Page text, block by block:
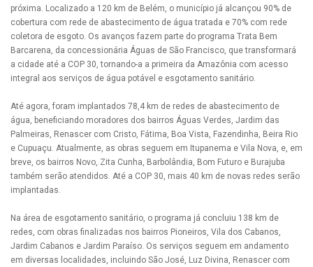
próxima. Localizado a 120 km de Belém, o município já alcançou 90% de
cobertura com rede de abastecimento de água tratada e 70% com rede
coletora de esgoto. Os avanços fazem parte do programa Trata Bem
Barcarena, da concessionária Águas de São Francisco, que transformará
a cidade até a COP 30, tornando-a a primeira da Amazônia com acesso
integral aos serviços de água potável e esgotamento sanitário.
Até agora, foram implantados 78,4 km de redes de abastecimento de
água, beneficiando moradores dos bairros Águas Verdes, Jardim das
Palmeiras, Renascer com Cristo, Fátima, Boa Vista, Fazendinha, Beira Rio
e Cupuaçu. Atualmente, as obras seguem em Itupanema e Vila Nova, e, em
breve, os bairros Novo, Zita Cunha, Barbolândia, Bom Futuro e Burajuba
também serão atendidos. Até a COP 30, mais 40 km de novas redes serão
implantadas.
Na área de esgotamento sanitário, o programa já concluiu 138 km de
redes, com obras finalizadas nos bairros Pioneiros, Vila dos Cabanos,
Jardim Cabanos e Jardim Paraíso. Os serviços seguem em andamento
em diversas localidades, incluindo São José, Luz Divina, Renascer com